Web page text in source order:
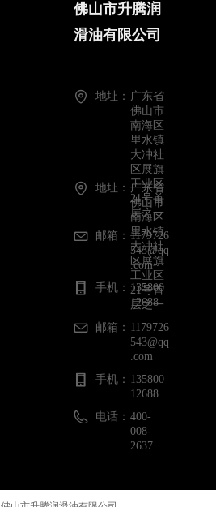
佛山市升腾润
滑油有限公司
地址： 广东省
佛山市
南海区
里水镇
大冲社
区展旗
工业区
21号首
层之一
邮箱： 1179726
543@qq
.com
手机： 135800
12688
地址： 广东省
佛山市
南海区
里水镇
大冲社
区展旗
工业区
21号首
层之一
邮箱： 1179726
543@qq
.com
手机： 135800
12688
电话： 400-
008-
2637